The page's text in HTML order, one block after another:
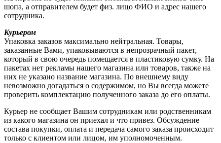
шопа, а отправителем будет физ. лицо ФИО и адрес нашего
сотрудника.
Курьером
Упаковка заказов максимально нейтральная. Товары,
заказанные Вами, упаковываются в непрозрачный пакет,
который в свою очередь помещается в пластиковую сумку. На
пакетах нет рекламы нашего магазина или товаров, также на
них не указано название магазина. По внешнему виду
невозможно догадаться о содержимом, но Вы всегда можете
проверить комплектацию полученного заказа до его оплаты.
Курьер не сообщает Вашим сотрудникам или родственникам
из какого магазина он приехал и что привез. Обсуждение
состава покупки, оплата и передача самого заказа происходит
только с клиентом или лицом, им уполномоченным.